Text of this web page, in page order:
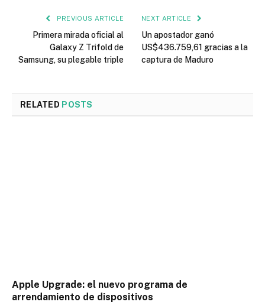
PREVIOUS ARTICLE
Primera mirada oficial al
Galaxy Z Trifold de
Samsung, su plegable triple
NEXT ARTICLE
Un apostador ganó
US$436.759,61 gracias a la
captura de Maduro
RELATED POSTS
Apple Upgrade: el nuevo programa de
arrendamiento de dispositivos